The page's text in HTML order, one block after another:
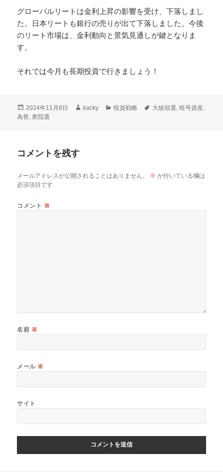
グローバルリートは金利上昇の影響を受け、下落しまし
た。日本リートも銀行の売りが出て下落しました。今後
のリート市場は、金利動向と景気見通しが鍵となりま
す。
それでは今月も長期投資で行きましょう！
投
稿
2024年11月8日
作
kacky
カ
投資戦略
タ
大統領選, 暗号資産,
為替,衆院選
コメントを残す
メールアドレスが公開されることはありません。 ※ が付いている欄は
必須項目です
コメント ※
名前 ※
メール ※
サイト